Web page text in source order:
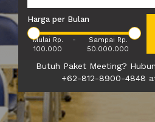
Harga per Bulan
Mulai Rp.
100.000
-
Sampai Rp.
50.000.000
Butuh Paket Meeting?
+62-812-8900-4848